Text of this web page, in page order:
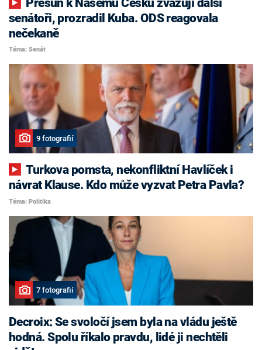
senátoři, prozradil Kuba. ODS reagovala
nečekaně
Téma: Senát
9 fotografií
Turkova pomsta, nekonfliktní Havlíček i
návrat Klause. Kdo může vyzvat Petra Pavla?
Téma: Politika
7 fotografií
Decroix: Se svoločí jsem byla na vládu ještě
hodná. Spolu říkalo pravdu, lidé ji nechtěli